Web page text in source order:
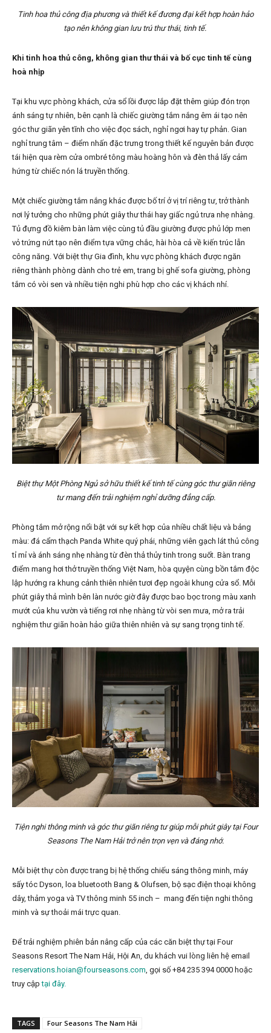
Tinh hoa thủ công địa phương và thiết kế đương đại kết hợp hoàn hảo
tạo nên không gian lưu trú thư thái, tinh tế.
Khi tinh hoa thủ công, không gian thư thái và bố cục tinh tế cùng
hoà nhịp
Tại khu vực phòng khách, cửa sổ lồi được lắp đặt thêm giúp đón trọn
ánh sáng tự nhiên, bên cạnh là chiếc giường tắm nắng êm ái tạo nên
góc thư giãn yên tĩnh cho việc đọc sách, nghỉ ngơi hay tự phản. Gian
nghỉ trung tâm – điểm nhấn đặc trưng trong thiết kế nguyên bản được
tái hiện qua rèm cửa ombré tông màu hoàng hôn và đèn thả lấy cảm
hứng từ chiếc nón lá truyền thống.
Một chiếc giường tắm nắng khác được bố trí ở vị trí riêng tư, trở thành
nơi lý tưởng cho những phút giây thư thái hay giấc ngủ trưa nhẹ nhàng.
Tủ đựng đồ kiêm bàn làm việc cùng tủ đầu giường được phủ lớp men
vỏ trứng nứt tạo nên điểm tựa vững chắc, hài hòa cả về kiến trúc lẫn
công năng. Với biệt thự Gia đình, khu vực phòng khách được ngăn
riêng thành phòng dành cho trẻ em, trang bị ghế sofa giường, phòng
tắm có vòi sen và nhiều tiện nghi phù hợp cho các vị khách nhí.
Biệt thự Một Phòng Ngủ sở hữu thiết kế tinh tế cùng góc thư giãn riêng
tư mang đến trải nghiệm nghỉ dưỡng đẳng cấp.
Phòng tắm mở rộng nổi bật với sự kết hợp của nhiều chất liệu và bảng
màu: đá cẩm thạch Panda White quý phái, những viên gạch lát thủ công
tỉ mỉ và ánh sáng nhẹ nhàng từ đèn thả thủy tinh trong suốt. Bàn trang
điểm mang hơi thở truyền thống Việt Nam, hòa quyện cùng bồn tắm độc
lập hướng ra khung cảnh thiên nhiên tươi đẹp ngoài khung cửa sổ. Mỗi
phút giây thả mình bên làn nước giờ đây được bao bọc trong màu xanh
mướt của khu vườn và tiếng rơi nhẹ nhàng từ vòi sen mưa, mở ra trải
nghiệm thư giãn hoàn hảo giữa thiên nhiên và sự sang trọng tinh tế.
Tiện nghi thông minh và góc thư giãn riêng tư giúp mỗi phút giây tại Four
Seasons The Nam Hải trở nên trọn vẹn và đáng nhớ.
Mỗi biệt thự còn được trang bị hệ thống chiếu sáng thông minh, máy
sấy tóc Dyson, loa bluetooth Bang & Olufsen, bộ sạc điện thoại không
dây, thảm yoga và TV thông minh 55 inch – mang đến tiện nghi thông
minh và sự thoải mái trực quan.
Để trải nghiệm phiên bản nâng cấp của các căn biệt thự tại Four
Seasons Resort The Nam Hải, Hội An, du khách vui lòng liên hệ email
reservations.hoian@fourseasons.com, gọi số +84 235 394 0000 hoặc
truy cậptại đây.
TAGS Four Seasons The Nam Hải